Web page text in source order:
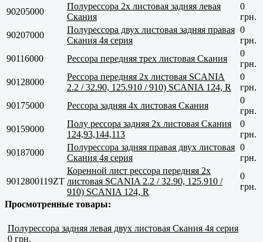
90205000
Полурессора 2х листовая задняя левая
Скания
0
грн.
90207000
Полурессора двух листовая задняя правая
Скания 4я серия
0
грн.
90116000
Рессора передняя трех листовая Скания
0
грн.
90128000
Рессора передняя 2х листовая SCANIA
2.2 / 32.90, 125.910 / 910) SCANIA 124, R
0
грн.
90175000
Рессора задняя 4х листовая Скания
0
грн.
90159000
Полу рессора задняя 2х листовая Скания
124,93,144,113
0
грн.
90187000
Полурессора задняя правая двух листовая
Скания 4я серия
0
грн.
9012800119ZT
Коренной лист рессора передняя 2х
листовая SCANIA 2.2 / 32.90, 125.910 /
910) SCANIA 124, R
0
грн.
Просмотренные товары:
Полурессора задняя левая двух листовая Скания 4я серия
0 грн.